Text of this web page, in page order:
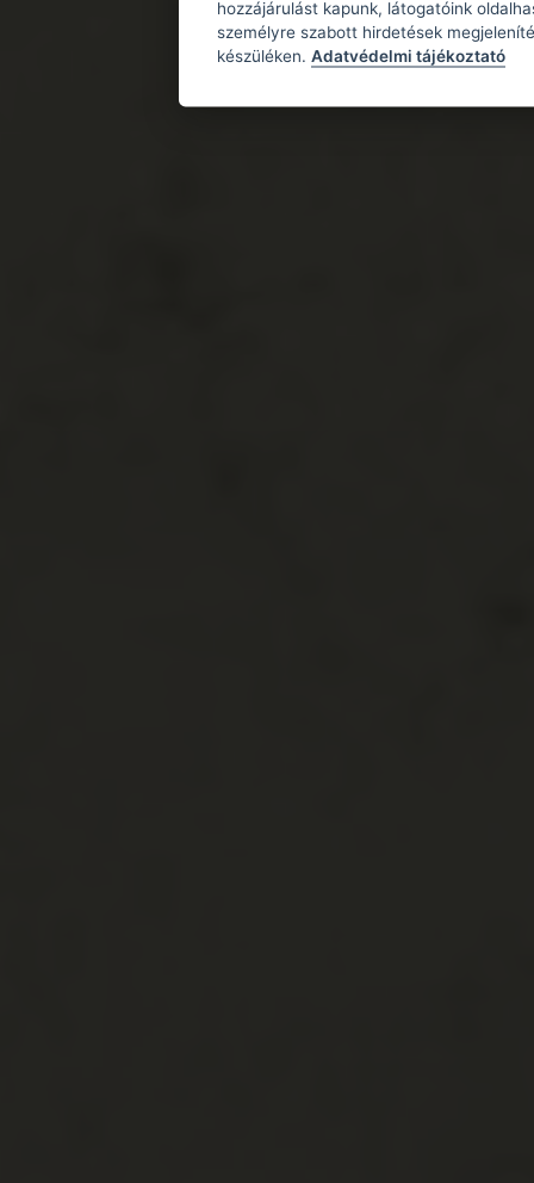
hozzájárulást kapunk, látogatóink
személyre szabott hirdetések
készüléken. Adatvédelmi tájékoztató